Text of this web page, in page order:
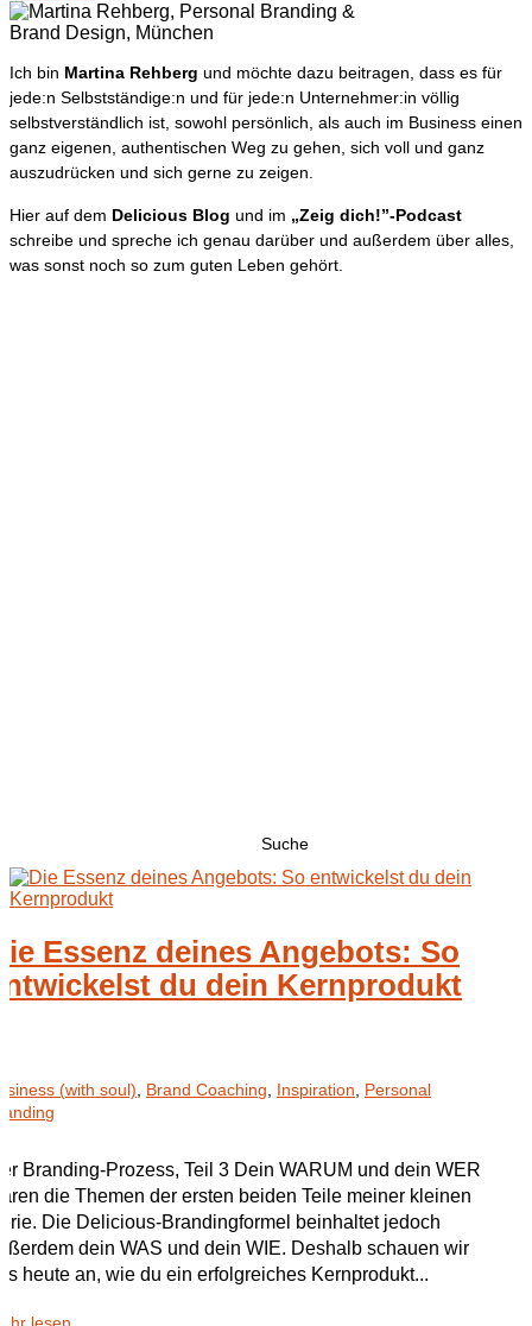
Ich bin Martina Rehberg und möchte dazu beitragen, dass es für
jede:n Selbstständige:n und für jede:n Unternehmer:in völlig
selbstverständlich ist, sowohl persönlich, als auch im Business einen
ganz eigenen, authentischen Weg zu gehen, sich voll und ganz
auszudrücken und sich gerne zu zeigen.
Hier auf dem Delicious Blog und im „Zeig dich!”-Podcast
schreibe und spreche ich genau darüber und außerdem über alles,
was sonst noch so zum guten Leben gehört.
Essenz deines Angebots: So
du dein Kernprodukt
(with soul), Brand Coaching, Inspiration, Personal
Branding-Prozess, Teil 3 Dein WARUM und dein WER
die Themen der ersten beiden Teile meiner kleinen
Die Delicious-Brandingformel beinhaltet jedoch
dein WAS und dein WIE. Deshalb schauen wir
heute an, wie du ein erfolgreiches Kernprodukt...